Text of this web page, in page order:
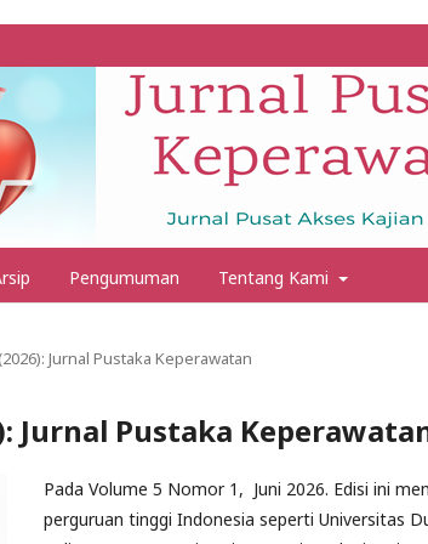
Pengumuman Tentang Kami
Jurnal Pustaka Keperawatan
Jurnal Pustaka
Pada Volume 5 Nomor 1, Juni 2026. Edisi ini
perguruan tinggi Indonesia seperti Universitas